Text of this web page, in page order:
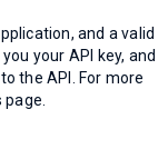
and a valid
your API key, and
the API. For more